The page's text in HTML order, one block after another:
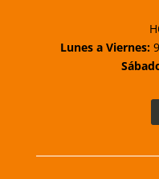
Lunes a Viernes: